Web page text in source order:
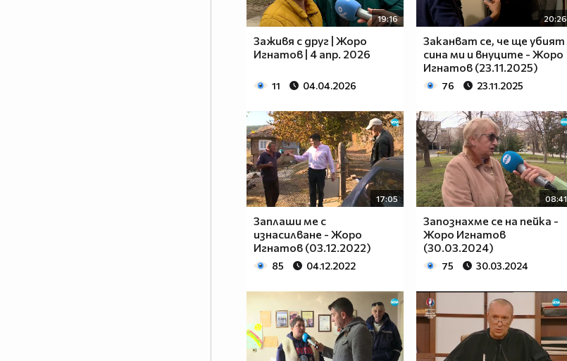
19:16
Заживя с друг | Жоро
Игнатов | 4 апр. 2026
11 04.04.2026
20:26
Заканват се, че ще убият
сина ми и внуците - Жоро
Игнатов (23.11.2025)
76 23.11.2025
17:05
Заплаши ме с
изнасилване - Жоро
Игнатов (03.12.2022)
85 04.12.2022
08:41
Запознахме се на пейка -
Жоро Игнатов
(30.03.2024)
75 30.03.2024